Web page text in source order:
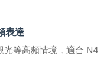
表達
光等高頻情境，適合 N4